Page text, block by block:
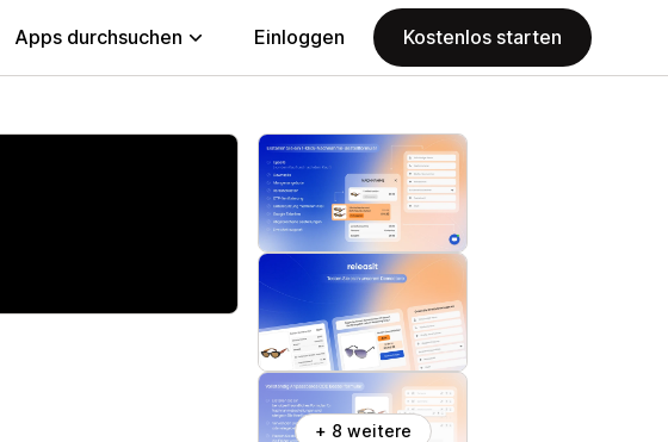
Apps durchsuchen Einloggen Kostenlos starten
+ 8 weitere